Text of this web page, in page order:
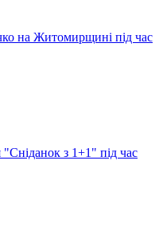
на Житомирщині під час
з 1+1" під час